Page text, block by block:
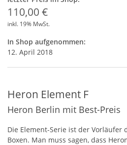
110,00 €
inkl. 19% MwSt.
In Shop aufgenommen:
12. April 2018
Heron Element F
Heron Berlin mit Best-Preis
Die Element-Serie ist der Vorläufer
Boxen. Man muss sagen, dass